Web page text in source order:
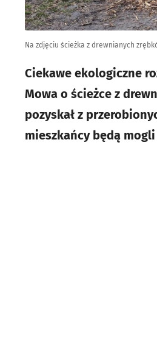
Na zdjęciu ścieżka z drewnianych
Ciekawe ekologiczne
Mowa o ścieżce z
pozyskał z
mieszkańcy będą